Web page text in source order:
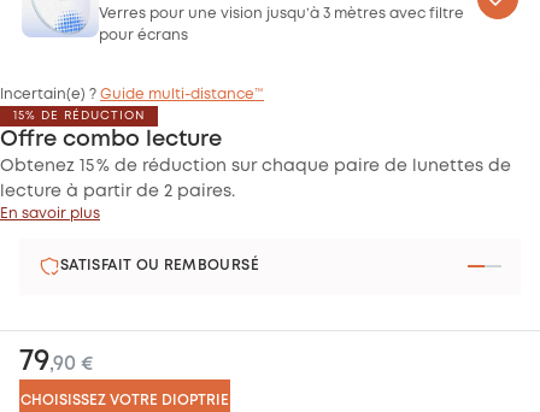
Verres pour une vision jusqu’à 3 mètres avec filtre
pour écrans
Incertain(e) ? Guide multi-distance™
15% DE RÉDUCTION
Offre combo lecture
Obtenez 15 % de réduction sur chaque paire de lunettes de
lecture à partir de 2 paires.
En savoir plus
SATISFAIT OU REMBOURSÉ
79,90 €
CHOISISSEZ VOTRE DIOPTRIE